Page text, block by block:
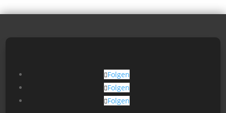
Folgen
Folgen
Folgen